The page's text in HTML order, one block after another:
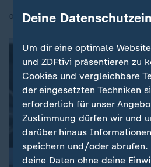
08.11.2016 | 06:36
Deine
Um dir eine optimale
und ZDFtivi präsentieren zu
Cookies und vergleichbare
der eingesetzten Techniken
erforderlich für unser
Zustimmung dürfen wir und
darüber hinaus
speichern und/oder abrufen.
deine Daten ohne deine